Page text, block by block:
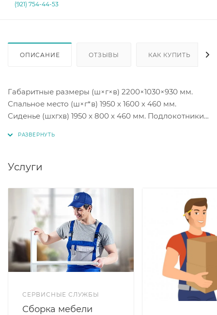
(921) 754-44-53
ОПИСАНИЕ ОТЗЫВЫ КАК КУПИТЬ
Габаритные размеры (ш×г×в) 2200×1030×930 мм.
Спальное место (ш×г*в) 1950 х 1600 х 460 мм.
Сиденье (шхгхв) 1950 х 800 х 460 мм. Подлокотники
Механизм трансформации: еврокнижка
Наполнение матраса: пружинный блок.
Цветовое исполнение в коллекции ткани велюр.
Коллекция Velutto более 20 цветовых решений на
выбор.
Услуги
СЕРВИСНЫЕ СЛУЖБЫ
Сборка мебели